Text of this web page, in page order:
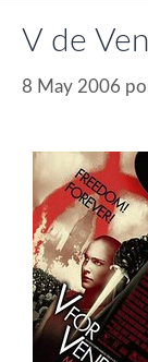
V de
8 May 2006